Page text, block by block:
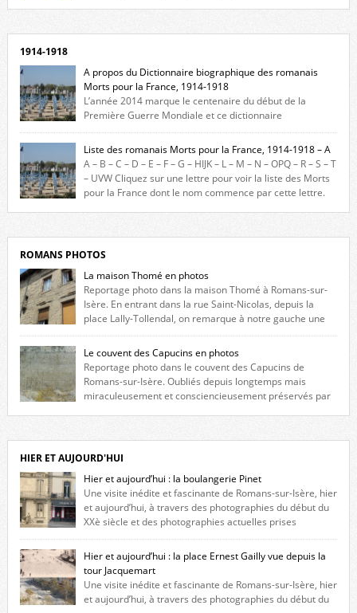
1914-1918
A propos du Dictionnaire biographique des romanais
Morts pour la France, 1914-1918
L’année 2014 marque le centenaire du début de la
Première Guerre Mondiale et ce dictionnaire
biographique veut rendre hommage aux romanais Morts pour la
France durant ce conflit. La base de cette recherche historique est
constituée des noms gravés sur les plaques commémoratives de
l’Hôtel de Ville, du lycée du Dauphiné et du lycée Triboulet, […]
Liste des romanais Morts pour la France, 1914-1918 – A
A – B – C – D – E – F – G – HIJK – L – M – N – OPQ – R – S – T
– UVW Cliquez sur une lettre pour voir la liste des Morts
pour la France dont le nom commence par cette lettre.
ROMANS PHOTOS
La maison Thomé en photos
Reportage photo dans la maison Thomé à Romans-sur-
Isère. En entrant dans la rue Saint-Nicolas, depuis la
place Lally-Tollendal, on remarque à notre gauche une
maison construite au XVIè siècle. Les deux façades sont ornées de
fenêtres jumelles à meneaux. Entre ces deux étages, on peut voir une
niche qui contient une statue de la Vierge. […]
Le couvent des Capucins en photos
Reportage photo dans le couvent des Capucins de
Romans-sur-Isère. Oubliés depuis longtemps mais
miraculeusement et consciencieusement préservés par
l’histoire de la redécouverte de vestiges du couvent des Capucins ! Petit
retour sur l’histoire […]
HIER ET AUJOURD'HUI
Hier et aujourd’hui : la boulangerie Pinet
Une visite inédite et fascinante de Romans-sur-Isère, hier
et aujourd’hui, à travers des photographies du début du
XXè siècle et des photographies actuelles prises
exactement dans le même cadre ! A l’angle de la place Jean Jaurès et de
l’avenue Victor Hugo (à côté d’Intermarché), à Romans. La boulangerie
Jules Pinet est inscrite dans le […]
Hier et aujourd’hui : la place Ernest Gailly vue depuis la
tour Jacquemart
Une visite inédite et fascinante de Romans-sur-Isère, hier
et aujourd’hui, à travers des photographies du début du